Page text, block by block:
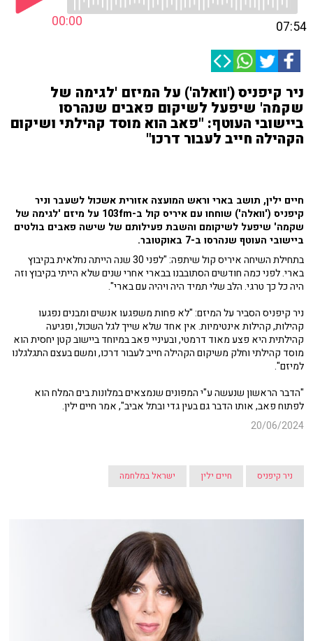
00:00 07:54
ניר קיפניס ('וואלה') על המיזם 'לגימה של
שקמה' שיפעל לשיקום פאבים שנהרסו
ביישובי העוטף: "פאב הוא מוסד קהילתי ושיקום
הקהילה חייב לעבור דרכו"
חיים ילין, תושב בארי וראש המועצה אזורית אשכול לשעבר וניר
קיפניס ('וואלה') שוחחו עם איריס קול ב-103fm על מיזם 'לגימה של
שקמה' שיפעל לשיקומם והשבת פעילותם של שישה פאבים בולטים
ביישובי העוטף שנהרסו ב-7 באוקטובר.
בתחילת השיחה איריס קול שיתפה: "לפני 30 שנה הייתה נחלאית בקיבוץ
בארי. לפני כמה חודשים הסתובבנו בבארי אחרי שנים שלא הייתי בקיבוץ וזה
היה כל כך טרגי. הלב שלי תמיד היה ויהיה עם בארי".
ניר קיפניס הסביר על המיזם: "לא פחות משפגעו אנשים ומבנים נפגעו
קהילות, קהילות אינטימיות. אין אחד שלא שייך לגל השכול, ופגיעה
קהילתית היא פצע מאוד דרמטי, ובעיניי פאב במיוחד ביישוב קטן יחסית הוא
מוסד קהילתי וחלק משיקום הקהילה חייב לעבור דרכו, ומשם בעצם התגלגלנו
למיזם".
"הדבר הראשון שנעשה ע"י המפונים שנמצאים במלונות בים המלח הוא
לפתוח פאב, אותו הדבר גם בעין גדי ובתל אביב", אמר חיים ילין.
20/06/2024
ניר קיפניס חיים ילין ישראל במלחמה